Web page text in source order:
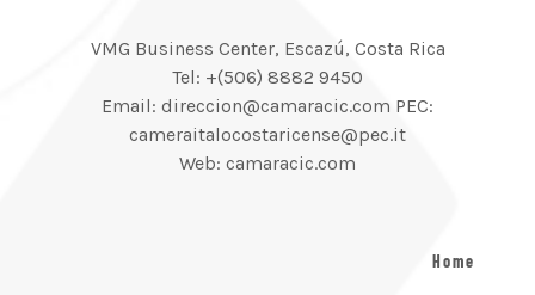
VMG Business Center, Escazú, Costa Rica
Tel: +(506) 8882 9450
Email: direccion@camaracic.com PEC:
cameraitalocostaricense@pec.it
Web: camaracic.com
Home